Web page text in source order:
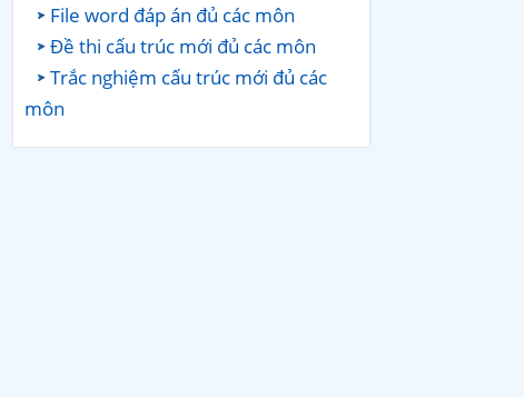
File word đáp án đủ các môn
Đề thi cấu trúc mới đủ các môn
Trắc nghiệm cấu trúc mới đủ các
môn